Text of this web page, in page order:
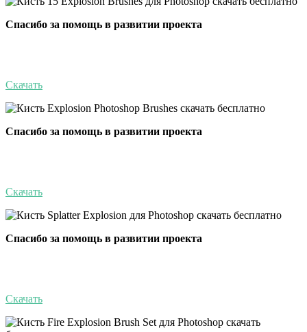
Спасибо за помощь в развитии проекта
Скачать
Спасибо за помощь в развитии проекта
Скачать
Спасибо за помощь в развитии проекта
Скачать